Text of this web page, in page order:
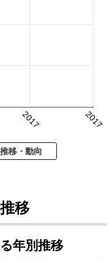
2017 2017
移・動向
移
年別推移